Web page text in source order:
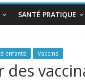
SANTÉ PRATIQUE
enfants Vaccins